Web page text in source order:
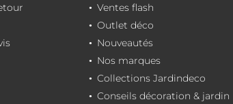
Ventes flash
Outlet déco
Nouveautés
Nos marques
Collections Jardindeco
Conseils décoration & jardin